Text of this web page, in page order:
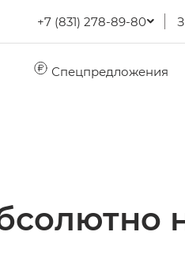
+7 (831) 278-89-80
Спецпредложения